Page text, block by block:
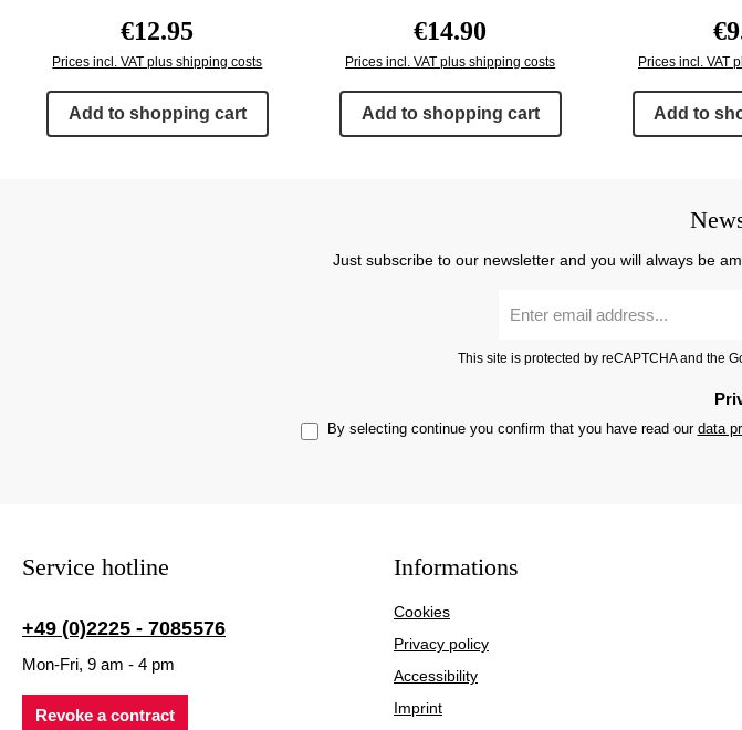
Regular price:
€12.95
Prices incl. VAT plus shipping costs
Add to shopping cart
Regular price:
€14.90
Prices incl. VAT plus shipping costs
Add to shopping cart
Prices incl. VAT
Add to
Just subscribe to our newsletter and you will always be
address
This site is protected by reCAPTCHA and the
By selecting continue you confirm that you have read our data
Service hotline
+49 (0)2225 - 7085576
Mon-Fri, 9 am - 4 pm
Revoke a contract
Informations
Cookies
Privacy policy
Accessibility
Imprint